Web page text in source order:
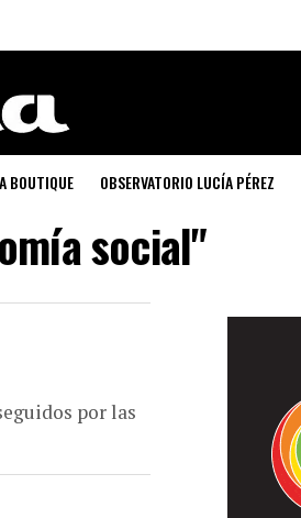
BOUTIQUE OBSERVATORIO LUCÍA PÉREZ
social"
por las